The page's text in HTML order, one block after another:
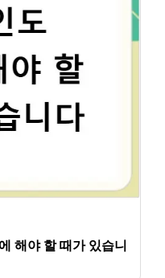
해야 할 때가 있습니